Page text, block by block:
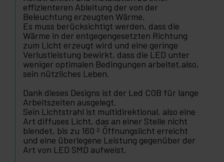
effizienteren Ableitung der von der
Beleuchtung erzeugten Wärme.
Es muss berücksichtigt werden, dass die
Wärme in der entgegengesetzten Richtung
zum Licht erzeugt wird und eine geringe
Verlustleistung bewirkt, dass die LED unter
weniger optimalen Bedingungen arbeitet.also,
sein nützliches Leben.
Dank dieses Designs ist der Led COB für lange
Arbeitszeiten ausgelegt.
Sein Lichtstrahl ist multidirektional, also eine
Art diffuses Licht, das an einer Stelle nicht
blendet, bis zu 160 º Öffnungslicht erreicht
und eine überlegene Leistung gegenüber der
Art von LED SMD aufweist.